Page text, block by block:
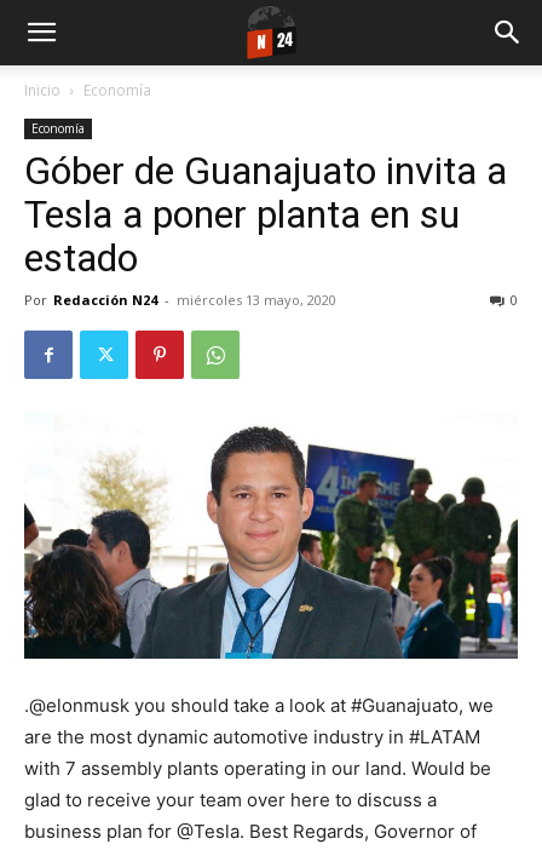
Inicio Economía
Economía
Góber de Guanajuato invita a
Tesla a poner planta en su
estado
Por Redacción N24 - miércoles 13 mayo, 2020 0
.@elonmusk you should take a look at #Guanajuato, we
are the most dynamic automotive industry in #LATAM
with 7 assembly plants operating in our land. Would be
glad to receive your team over here to discuss a
business plan for @Tesla. Best Regards, Governor of